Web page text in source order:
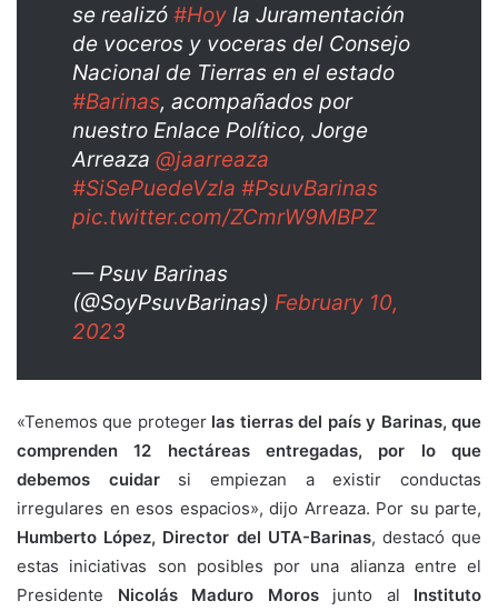
se realizó #Hoy la Juramentación
de voceros y voceras del Consejo
Nacional de Tierras en el estado
#Barinas, acompañados por
nuestro Enlace Político, Jorge
Arreaza @jaarreaza
#SiSePuedeVzla #PsuvBarinas
pic.twitter.com/ZCmrW9MBPZ
— Psuv Barinas
(@SoyPsuvBarinas) February 10,
2023
«Tenemos que proteger las tierras del país y Barinas, que
comprenden 12 hectáreas entregadas, por lo que
debemos cuidarsi empiezan a existir conductas
irregulares en esos espacios», dijo Arreaza. Por su parte,
Humberto López, Director del UTA-Barinas, destacó que
estas iniciativas son posibles por una alianza entre el
Presidente Nicolás Maduro Morosjunto al Instituto